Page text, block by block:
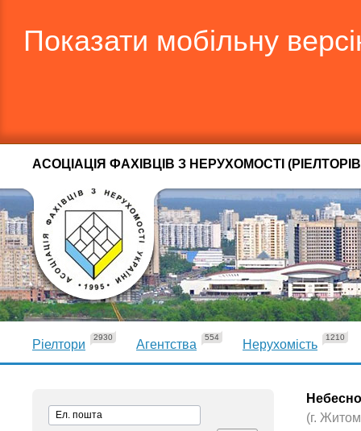
Показати мобільну
АСОЦІАЦІЯ ФАХІВЦІВ З НЕРУХОМОСТІ
Ріелтори
2930
Агентства
554
Нерухомість
1210
(г.